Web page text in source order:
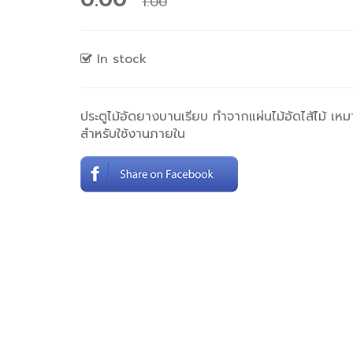
In stock
ประตูไม้อัดยางบานเรียบ ทำจากแผ่นไม้อัดไส้ไม้ เหม
สำหรับใช้งานภายใน